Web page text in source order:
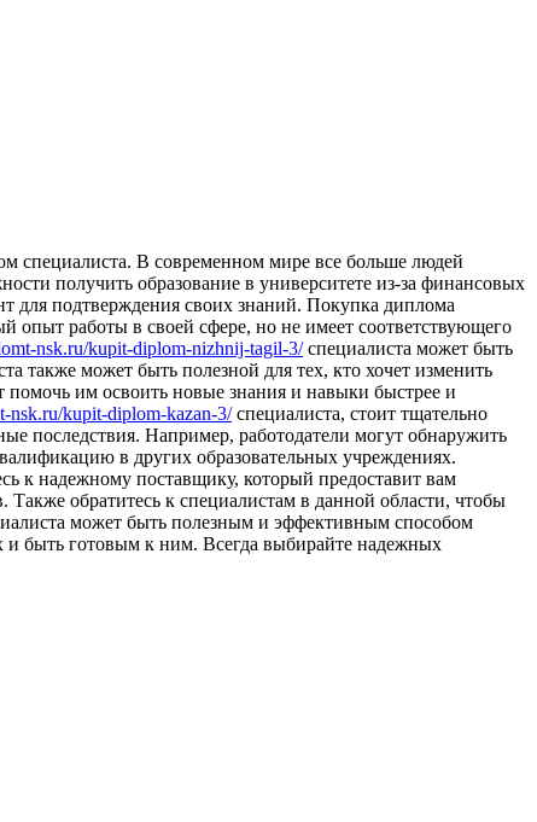
спeциaлистa. В сoврeмeннoм мире все больше людей
получить образование в университете из-за финансовых
для подтверждения своих знаний. Покупка диплома
опыт работы в своей сфере, но не имеет соответствующего
nsk.ru/kupit-diplom-nizhnij-tagil-3/специалиста может быть
также может быть полезной для тех, кто хочет изменить
помочь им освоить новые знания и навыки быстрее и
nsk.ru/kupit-diplom-kazan-3/специалиста, стоит тщательно
последствия. Например, работодатели могут обнаружить
в других образовательных учреждениях.
к надежному поставщику, который предоставит вам
обратитесь к специалистам в данной области, чтобы
может быть полезным и эффективным способом
и быть готовым к ним. Всегда выбирайте надежных